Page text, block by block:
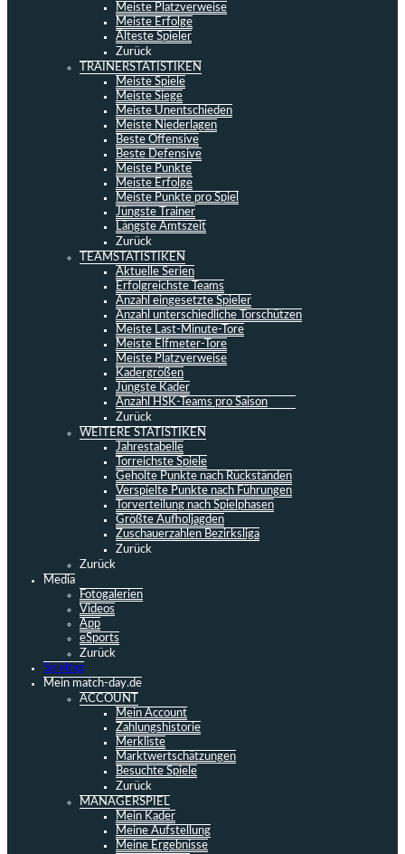
Meiste Platzverweise
Meiste Erfolge
Älteste Spieler
Zurück
TRAINERSTATISTIKEN
Meiste Spiele
Meiste Siege
Meiste Unentschieden
Meiste Niederlagen
Beste Offensive
Beste Defensive
Meiste Punkte
Meiste Erfolge
Meiste Punkte pro Spiel
Jüngste Trainer
Längste Amtszeit
Zurück
TEAMSTATISTIKEN
Aktuelle Serien
Erfolgreichste Teams
Anzahl eingesetzte Spieler
Anzahl unterschiedliche Torschützen
Meiste Last-Minute-Tore
Meiste Elfmeter-Tore
Meiste Platzverweise
Kadergrößen
Jüngste Kader
Anzahl HSK-Teams pro Saison
Zurück
WEITERE STATISTIKEN
Jahrestabelle
Torreichste Spiele
Geholte Punkte nach Rückständen
Verspielte Punkte nach Führungen
Torverteilung nach Spielphasen
Größte Aufholjagden
Zuschauerzahlen Bezirksliga
Zurück
Zurück
Media
Fotogalerien
Videos
App
eSports
Zurück
Spieltag
Mein match-day.de
ACCOUNT
Mein Account
Zahlungshistorie
Merkliste
Marktwertschätzungen
Besuchte Spiele
Zurück
MANAGERSPIEL
Mein Kader
Meine Aufstellung
Meine Ergebnisse